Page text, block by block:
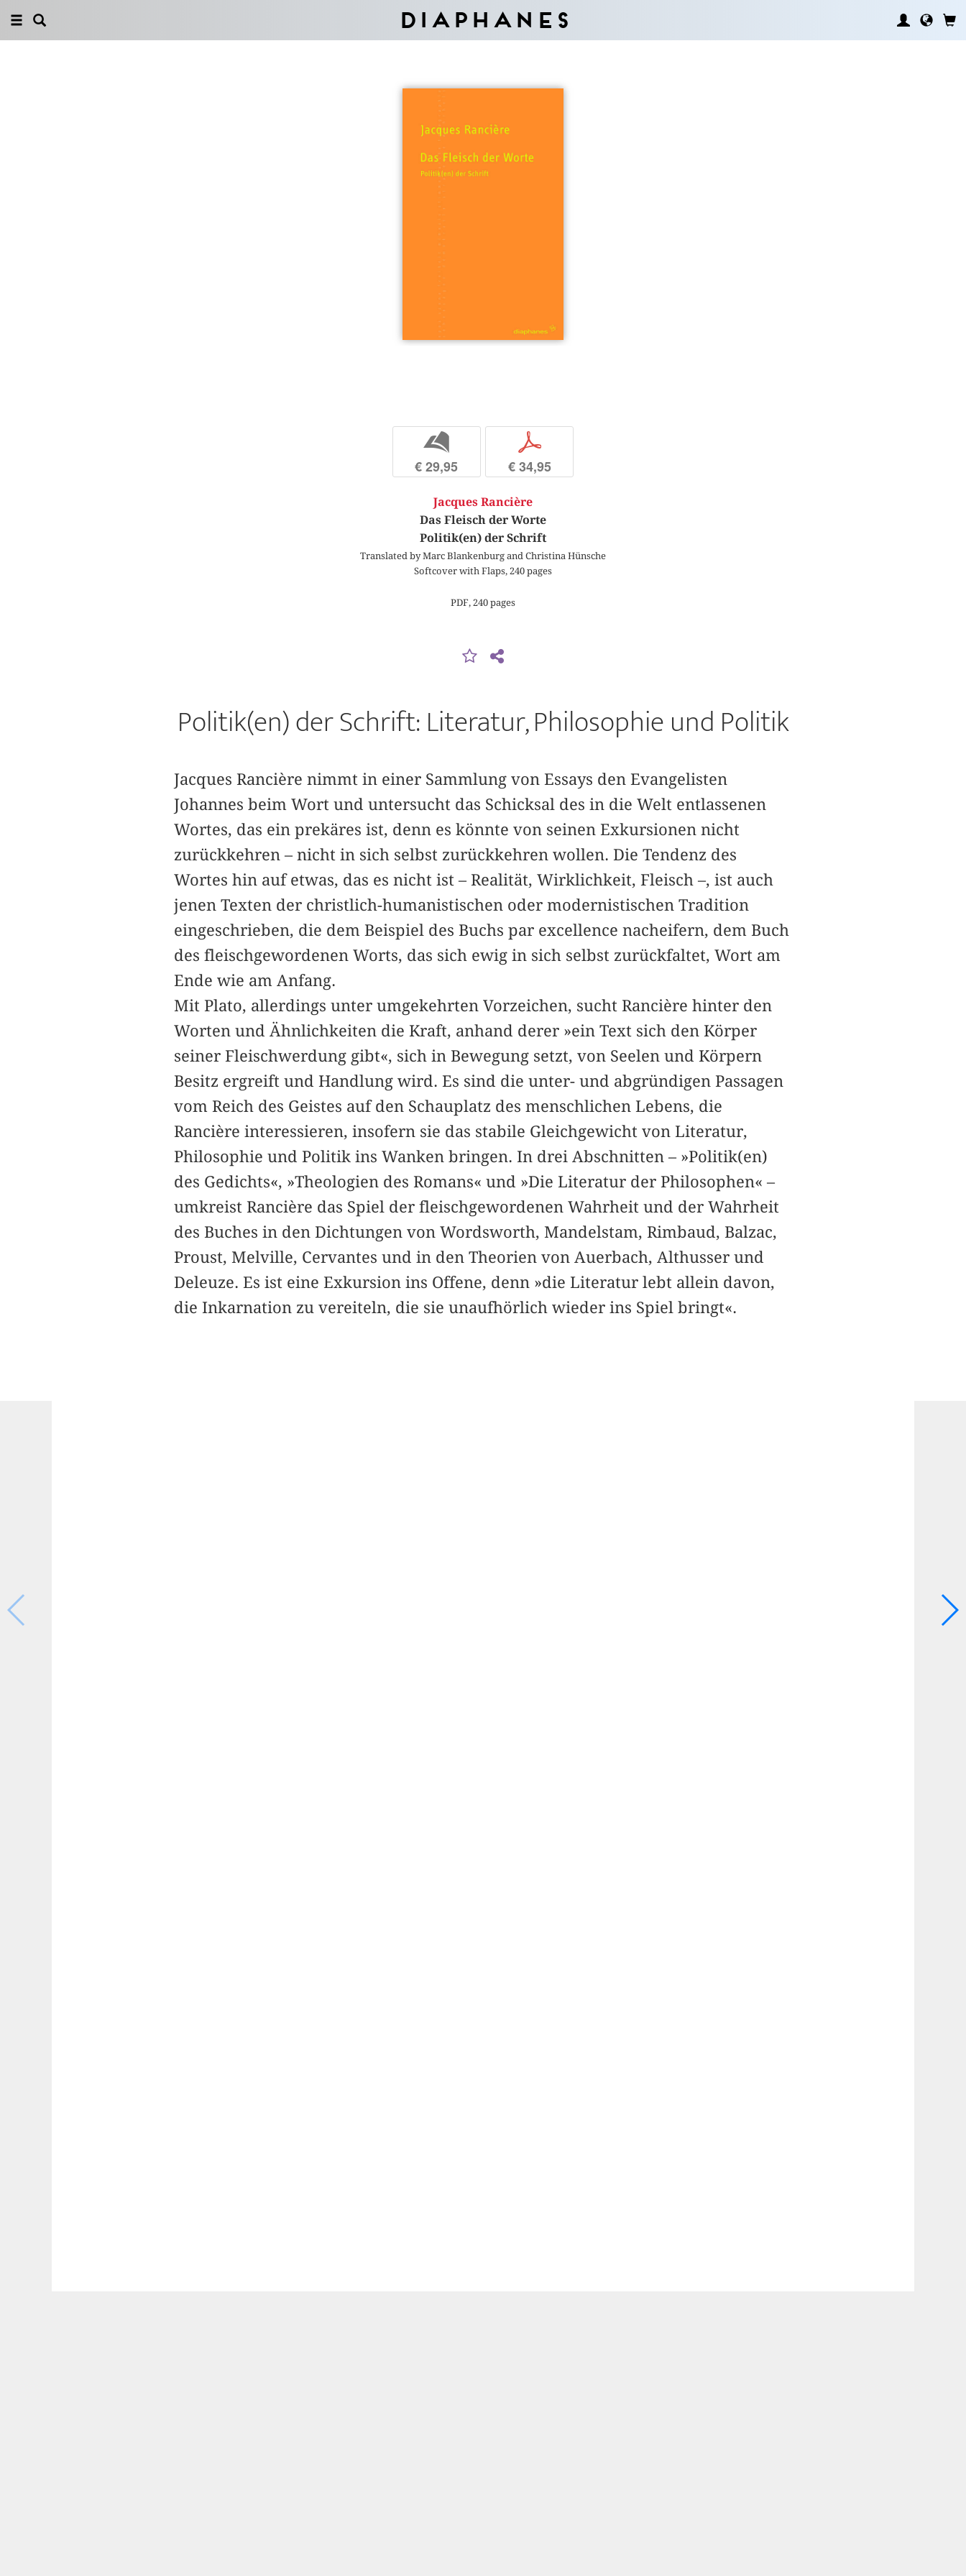
Diaphanes
b
€ 29,95
p
€ 34,95
Jacques Rancière
Das Fleisch der Worte
Politik(en) der Schrift
Translated by Marc Blankenburg and Christina Hünsche
Softcover with Flaps, 240 pages
PDF, 240 pages
Politik(en) der Schrift: Literatur, Philosophie und Politik
Jacques Rancière nimmt in einer Sammlung von Essays den Evangelisten
Johannes beim Wort und untersucht das Schicksal des in die Welt entlassenen
Wortes, das ein prekäres ist, denn es könnte von seinen Exkursionen nicht
zurückkehren – nicht in sich selbst zurückkehren wollen. Die Tendenz des
Wortes hin auf etwas, das es nicht ist – Realität, Wirklichkeit, Fleisch –, ist auch
jenen Texten der christlich-humanistischen oder modernistischen Tradition
eingeschrieben, die dem Beispiel des Buchs par excellence nacheifern, dem Buch
des fleischgewordenen Worts, das sich ewig in sich selbst zurückfaltet, Wort am
Ende wie am Anfang.
Mit Plato, allerdings unter umgekehrten Vorzeichen, sucht Rancière hinter den
Worten und Ähnlichkeiten die Kraft, anhand derer »ein Text sich den Körper
seiner Fleischwerdung gibt«, sich in Bewegung setzt, von Seelen und Körpern
Besitz ergreift und Handlung wird. Es sind die unter- und abgründigen Passagen
vom Reich des Geistes auf den Schauplatz des menschlichen Lebens, die
Rancière interessieren, insofern sie das stabile Gleichgewicht von Literatur,
Philosophie und Politik ins Wanken bringen. In drei Abschnitten – »Politik(en)
des Gedichts«, »Theologien des Romans« und »Die Literatur der Philosophen« –
umkreist Rancière das Spiel der fleischgewordenen Wahrheit und der Wahrheit
des Buches in den Dichtungen von Wordsworth, Mandelstam, Rimbaud, Balzac,
Proust, Melville, Cervantes und in den Theorien von Auerbach, Althusser und
Deleuze. Es ist eine Exkursion ins Offene, denn »die Literatur lebt allein davon,
die Inkarnation zu vereiteln, die sie unaufhörlich wieder ins Spiel bringt«.